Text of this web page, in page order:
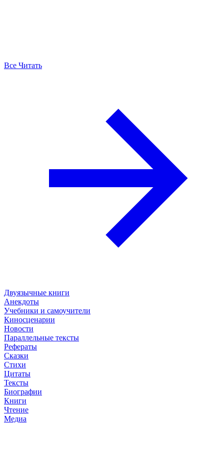
Все Читать
Двуязычные книги
Анекдоты
Учебники и самоучители
Киносценарии
Новости
Параллельные тексты
Рефераты
Сказки
Стихи
Цитаты
Тексты
Биографии
Книги
Чтение
Медиа